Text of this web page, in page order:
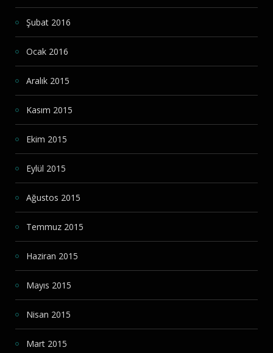
Şubat 2016
Ocak 2016
Aralık 2015
Kasım 2015
Ekim 2015
Eylül 2015
Ağustos 2015
Temmuz 2015
Haziran 2015
Mayıs 2015
Nisan 2015
Mart 2015